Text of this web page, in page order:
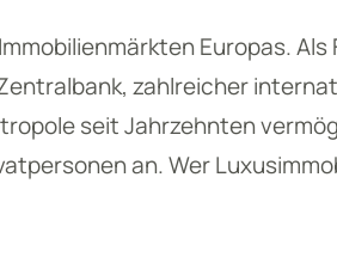
Europas. Als
zahlreicher
seit Jahrzehnten
an. Wer